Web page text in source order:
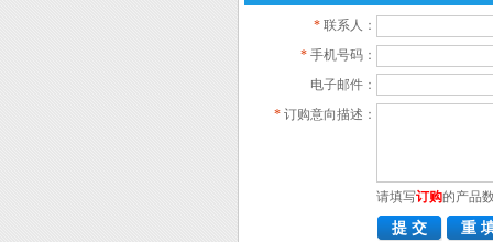
* 联系人：
* 手机号码：
电子邮件：
* 订购意向描述：
请填写订购的产品